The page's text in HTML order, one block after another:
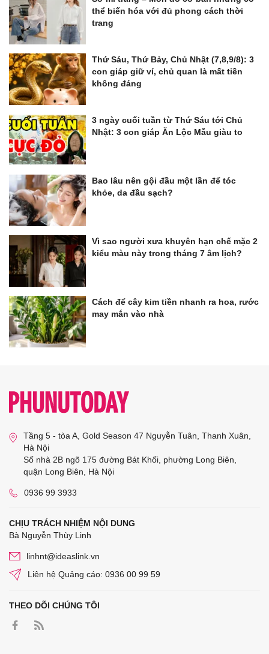
thể biến hóa với đủ phong cách thời
trang
Thứ Sáu, Thứ Bảy, Chủ Nhật (7,8,9/8): 3
con giáp giữ ví, chủ quan là mất tiền
không đáng
3 ngày cuối tuần từ Thứ Sáu tới Chủ
Nhật: 3 con giáp Ăn Lộc Mẫu giàu to
Bao lâu nên gội đầu một lần để tóc
khỏe, da đầu sạch?
Vì sao người xưa khuyên hạn chế mặc 2
kiểu màu này trong tháng 7 âm lịch?
Cách để cây kim tiền nhanh ra hoa, rước
may mắn vào nhà
Tầng 5 - tòa A, Gold Season 47 Nguyễn Tuân, Thanh Xuân,
Hà Nội
Số nhà 2B ngõ 175 đường Bát Khối, phường Long Biên,
quận Long Biên, Hà Nội
0936 99 3933
CHỊU TRÁCH NHIỆM NỘI DUNG
Bà Nguyễn Thùy Linh
linhnt@ideaslink.vn
Liên hệ Quảng cáo: 0936 00 99 59
THEO DÕI CHÚNG TÔI